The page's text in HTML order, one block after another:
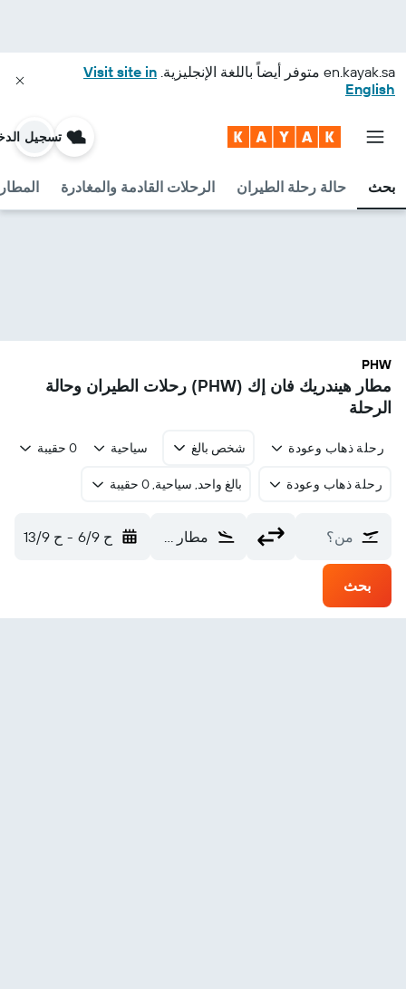
en.kayak.sa متوفر أيضاً باللغة الإنجليزية. Visit site in
English
بحث حالة رحلة الطيران الرحلات القادمة والمغادرة
تسجيل
PHW
مطار هيندريك فان إك (PHW) رحلات الطيران وحالة
الرحلة
رحلة ذهاب وعودة شخص بالغ سياحية 0 حقيبة
رحلة ذهاب وعودة بالغ واحد, سياحية, 0 حقيبة
من؟ مطار هيندريك فان إك (PHW) ح 6/9 - ح 13/9
بحث